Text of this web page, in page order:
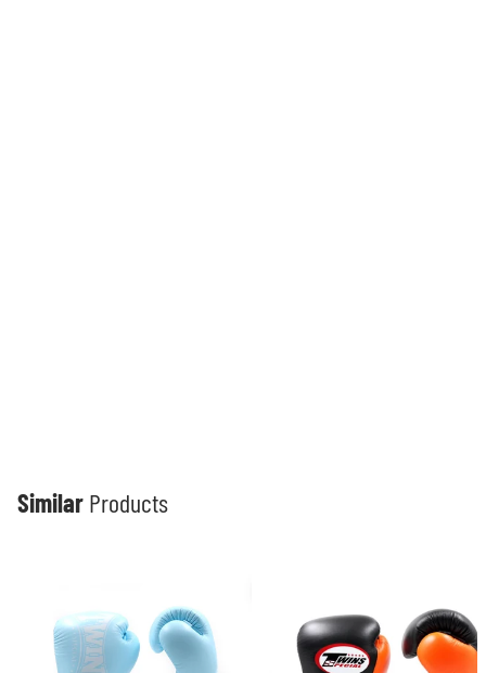
Similar Products